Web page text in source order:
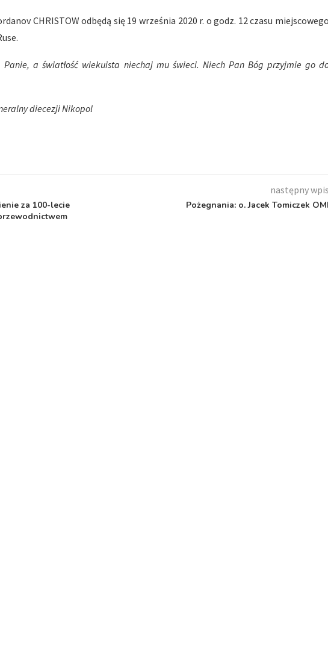
CHRISTOW odbędą się 19 września 2020 r. o godz. 12 czasu miejscowego
Panie, a światłość wiekuista niechaj mu świeci. Niech Pan Bóg przyjmie go
diecezji Nikopol
za 100-lecie
następny wpis
Pożegnania: o. Jacek Tomiczek OMI